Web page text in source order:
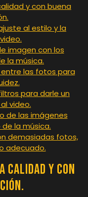
y con buena
al estilo y la
imagen con los
la música.
las fotos para
para darle un
video.
de las imágenes
la música.
demasiadas fotos,
adecuado.
calidad y con